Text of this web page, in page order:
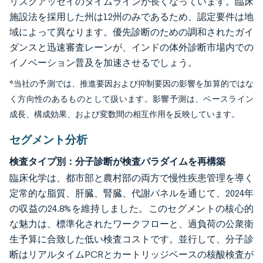
施設法を採用した州は12州のみであるため、認定要件は地
域によって異なります。優先診断のための調和されたガイ
ダンスと迅速審査レーンが、インドの体外診断市場内での
イノベーション普及を加速させるでしょう。
*当社の予測では、推進要因および抑制要因の影響を加算的ではな
く方向性のあるものとして扱います。影響予測は、ベースライン
成長、構成効果、および変数間の相互作用を反映しています。
セグメント分析
検査タイプ別：分子診断が検査パラダイムを再構築
臨床化学は、都市部と農村部の両方で慢性疾患管理を導く
定常的な脂質、肝臓、腎臓、代謝パネルを通じて、2024年
の収益の24.8%を維持しました。このセグメントの核心的
な魅力は、標準化されたワークフローと、過負荷の公衆衛
生予算に合致した低い検査コストです。並行して、分子診
断はリアルタイムPCRとカートリッジベースの核酸検査が